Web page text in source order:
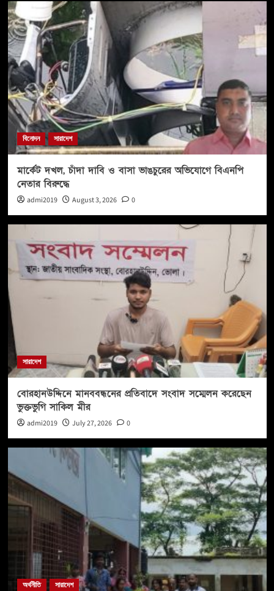
বিনোদন সারাদেশ
মার্কেট দখল, চাঁদা দাবি ও বাসা ভাঙচুরের অভিযোগে বিএনপি
নেতার বিরুদ্ধে
admi2019 August 3, 2026 0
সারাদেশ
বোরহানউদ্দিনে মানববন্ধনের প্রতিবাদে সংবাদ সম্মেলন করেছেন
ভুক্তভুগি সাকিল মীর
admi2019 July 27, 2026 0
অর্থনীতি সারাদেশ